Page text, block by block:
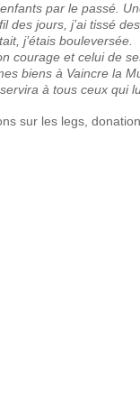
par le passé.
des jours, j’ai tissé
j’étais bouleversée.
courage et celui de
biens à Vaincre la
à tous ceux qui
sur les legs,